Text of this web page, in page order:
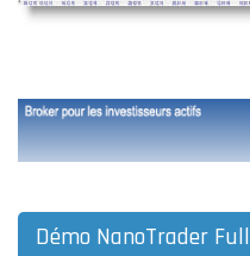
Démo NanoTrader Full